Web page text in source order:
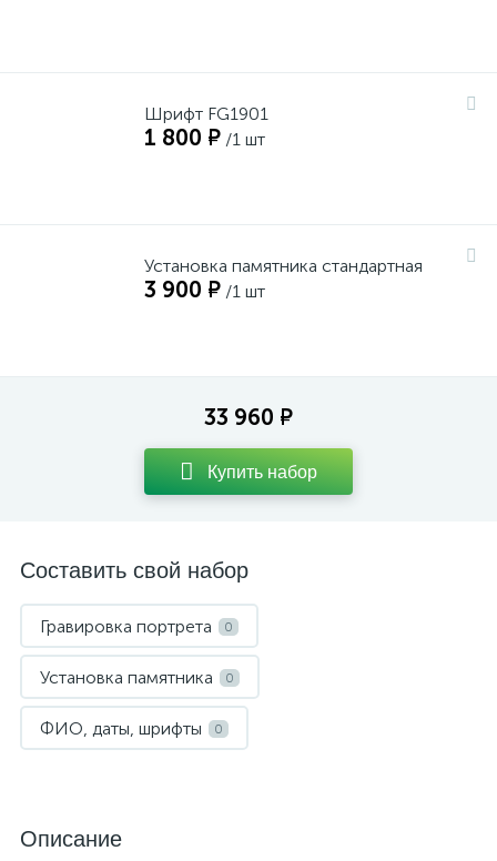
Шрифт FG1901
1 800 ₽ /1 шт
Установка памятника стандартная
3 900 ₽ /1 шт
33 960 ₽
Купить набор
Составить свой набор
Гравировка портрета 0
Установка памятника 0
ФИО, даты, шрифты 0
Описание